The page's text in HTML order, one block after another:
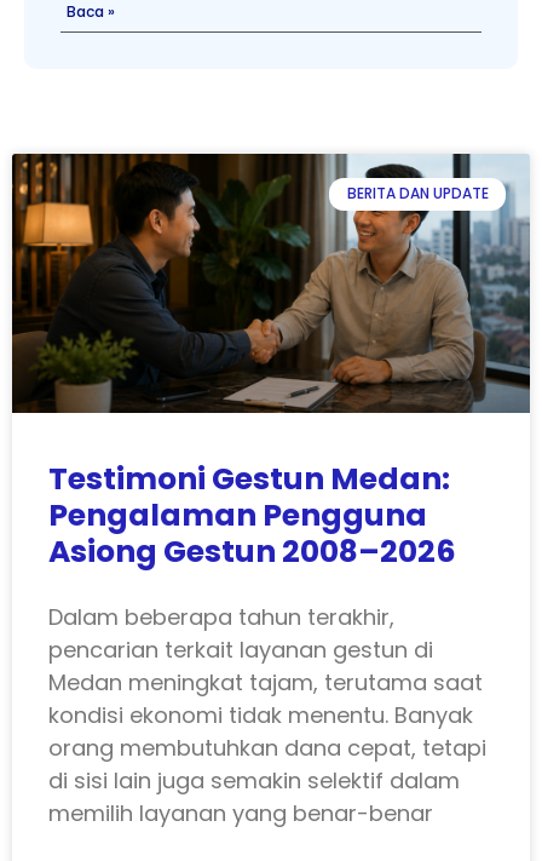
Baca »
BERITA DAN UPDATE
Testimoni Gestun Medan:
Pengalaman Pengguna
Asiong Gestun 2008–2026
Dalam beberapa tahun terakhir,
pencarian terkait layanan gestun di
Medan meningkat tajam, terutama saat
kondisi ekonomi tidak menentu. Banyak
orang membutuhkan dana cepat, tetapi
di sisi lain juga semakin selektif dalam
memilih layanan yang benar-benar